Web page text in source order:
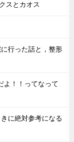
スとカオス
行った話と，整形
よ！！ってなって
に絶対参考になる